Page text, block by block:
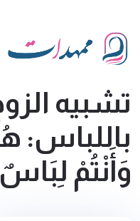
تشبيه
باللباس:
وَأَنْتُمْ